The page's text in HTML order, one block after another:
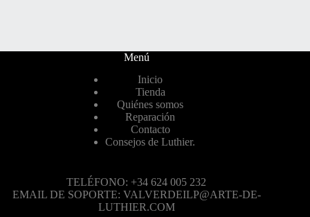
Menú
Inicio
Tienda
Quiénes somos
Reparación
Contacto
Consejos de Luthier.
TELÉFONO: +34 624 005 232
EMAIL DE SOPORTE: VALVERDEILP@ARTE-DE-
LUTHIER.COM